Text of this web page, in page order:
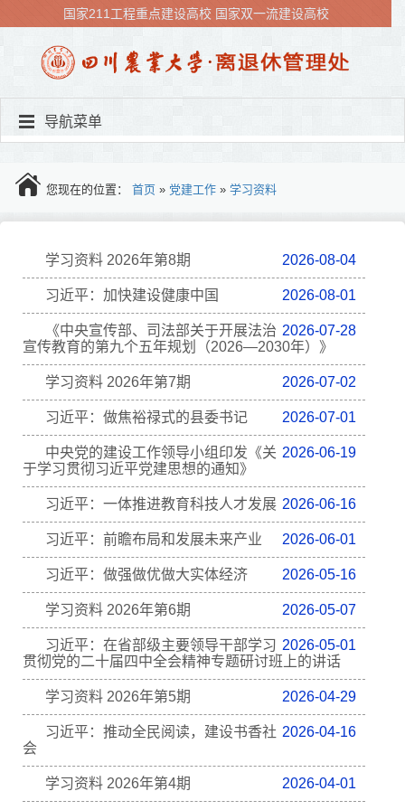
国家211工程重点建设高校 国家双一流建设高校
导航菜单
您现在的位置： 首页 » 党建工作 » 学习资料
2026-08-04
学习资料 2026年第8期
2026-08-01
习近平：加快建设健康中国
2026-07-28
《中央宣传部、司法部关于开展法治
宣传教育的第九个五年规划（2026—2030年）》
2026-07-02
学习资料 2026年第7期
2026-07-01
习近平：做焦裕禄式的县委书记
2026-06-19
中央党的建设工作领导小组印发《关
于学习贯彻习近平党建思想的通知》
2026-06-16
习近平：一体推进教育科技人才发展
2026-06-01
习近平：前瞻布局和发展未来产业
2026-05-16
习近平：做强做优做大实体经济
2026-05-07
学习资料 2026年第6期
2026-05-01
习近平：在省部级主要领导干部学习
贯彻党的二十届四中全会精神专题研讨班上的讲话
2026-04-29
学习资料 2026年第5期
2026-04-16
习近平：推动全民阅读，建设书香社
会
2026-04-01
学习资料 2026年第4期